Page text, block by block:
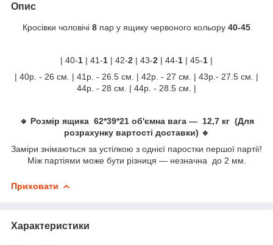
Опис
Кросівки чоловічі 8 пар у ящику червоного кольору 40-45
| 40-1 | 41-1 | 42-2 | 43-2 | 44-1 | 45-1 |
| 40р. - 26 см. | 41р. - 26.5 см. | 42р. - 27 см. | 43р.- 27.5 см. |
44р. - 28 см. | 44р. - 28.5 см. |
🔹 Розмір ящика 62*39*21 об'ємна вага — 12,7 кг (Для
розрахунку вартості доставки) 🔹
Заміри знімаються за устілкою з однієї паростки першої партії!
Між партіями може бути різниця — незначна до 2 мм.
Приховати
Характеристики